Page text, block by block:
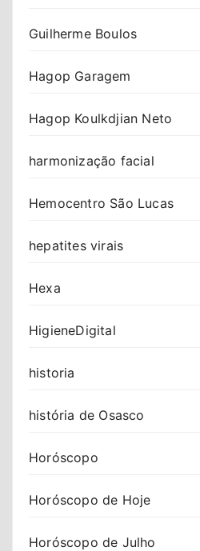
Guilherme Boulos
Hagop Garagem
Hagop Koulkdjian Neto
harmonização facial
Hemocentro São Lucas
hepatites virais
Hexa
HigieneDigital
historia
história de Osasco
Horóscopo
Horóscopo de Hoje
Horóscopo de Julho